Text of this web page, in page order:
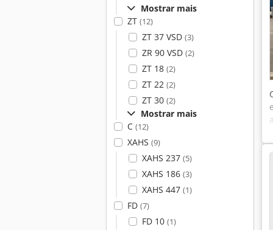
Mostrar mais
ZT (12)
ZT 37 VSD (3)
ZR 90 VSD (2)
ZT 18 (2)
ZT 22 (2)
ZT 30 (2)
Mostrar mais
C (12)
XAHS (9)
XAHS 237 (5)
XAHS 186 (3)
XAHS 447 (1)
FD (7)
FD 10 (1)